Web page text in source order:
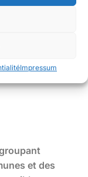
Impressum
et des